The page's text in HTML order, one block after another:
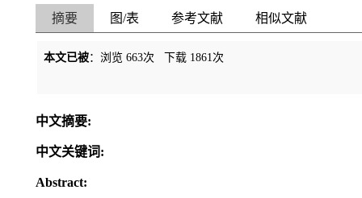
摘要 图/表 参考文献 相似文献
本文已被：浏览 663次 下载 1861次
中文摘要:
中文关键词:
Abstract: